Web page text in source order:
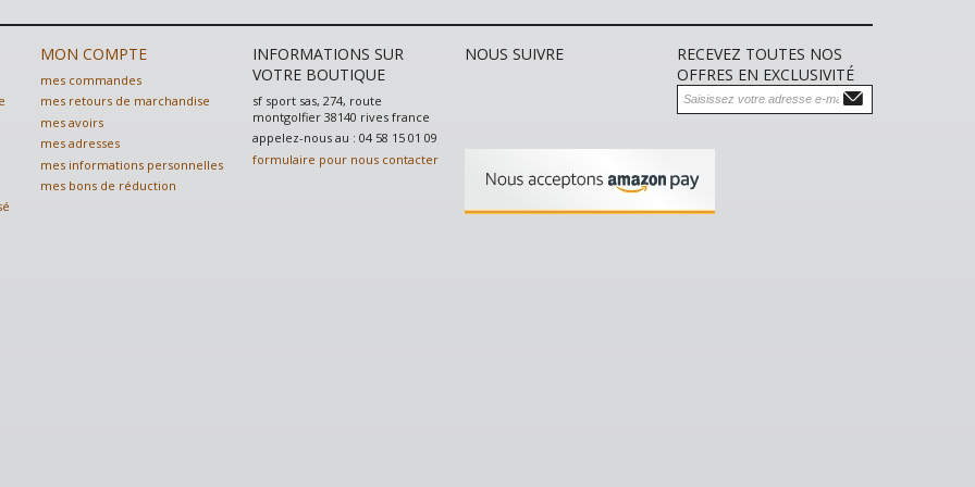
RECEVEZ TOUTES NOS
OFFRES EN EXCLUSIVITÉ
MON COMPTE
mes commandes
mes retours de marchandise
mes avoirs
mes adresses
mes informations personnelles
mes bons de réduction
INFORMATIONS SUR
VOTRE BOUTIQUE
sf sport sas, 274, route
montgolfier 38140 rives france
appelez-nous au : 04 58 15 01 09
formulaire pour nous contacter
NOUS SUIVRE